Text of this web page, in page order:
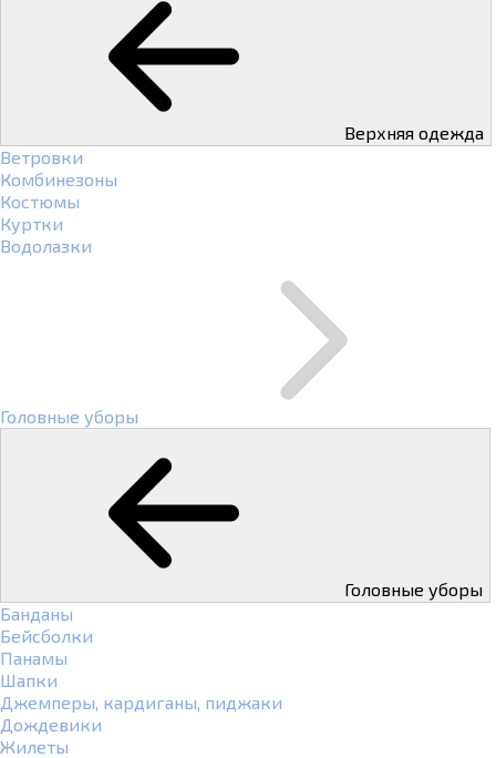
Верхняя одежда
Ветровки
Комбинезоны
Костюмы
Куртки
Водолазки
Головные уборы
Головные уборы
Банданы
Бейсболки
Панамы
Шапки
Джемперы, кардиганы, пиджаки
Дождевики
Жилеты